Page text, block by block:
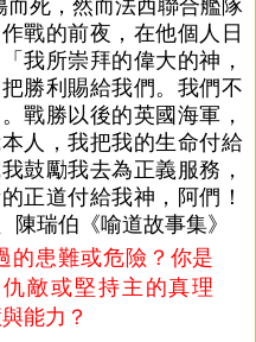
死，然而法西聯合艦隊
戰的前夜，在他個人日
我所崇拜的偉大的神，
勝利賜給我們。我們不
戰勝以後的英國海軍，
人，我把我的生命付給
鼓勵我去為正義服務，
正道付給我神，阿們！
瑞伯《喻道故事集》
的患難或危險？你是
敵或堅持主的真理
能力？